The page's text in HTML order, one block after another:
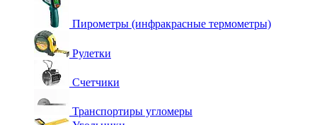
Пирометры (инфракрасные термометры)
Рулетки
Счетчики
Транспортиры угломеры